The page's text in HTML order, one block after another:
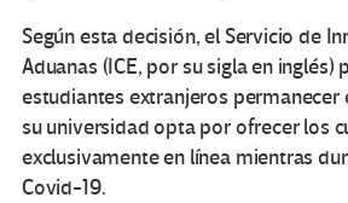
Según esta decisión, el Servicio de
Aduanas (ICE, por su sigla en inglés)
estudiantes extranjeros permanecer
su universidad opta por ofrecer los
exclusivamente en línea mientras
Covid-19.